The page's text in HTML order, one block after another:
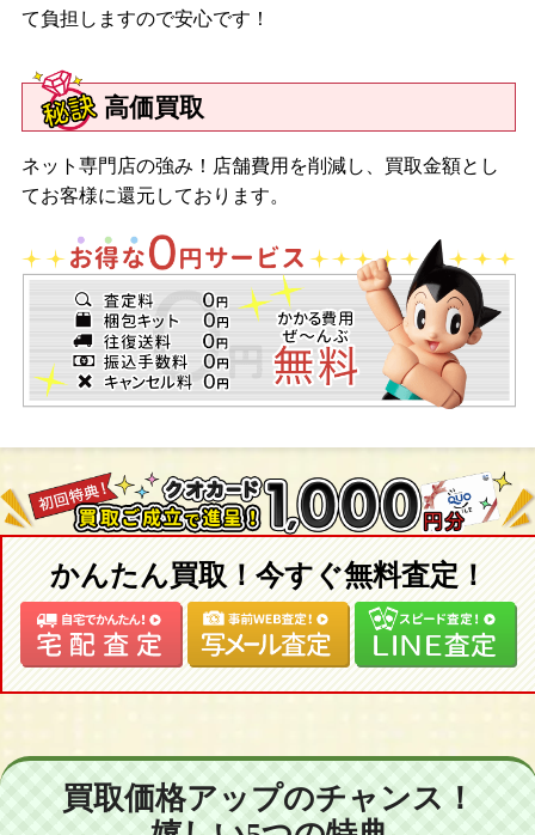
て負担しますので安心です！
高価買取
ネット専門店の強み！店舗費用を削減し、買取金額とし
てお客様に還元しております。
かんたん買取！今すぐ無料査定！
買取価格アップのチャンス！